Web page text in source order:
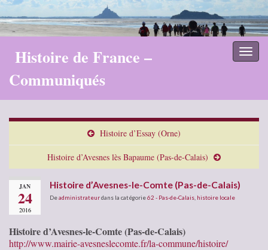
Histoire de France –
Communiqués
Histoire d’Essay (Orne)
Histoire d’Avesnes lès Bapaume (Pas-de-Calais)
JAN
24
2016
Histoire d’Avesnes-le-Comte (Pas-de-Calais)
Deadministrateurdans la catégorie62 - Pas-de-Calais histoire locale
Histoire d’Avesnes-le-Comte (Pas-de-Calais)
http://www.mairie-avesneslecomte.fr/la-commune/histoire/